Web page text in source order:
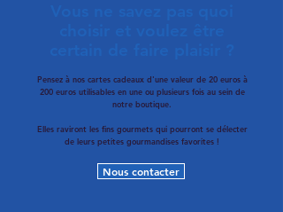
Pensez à nos cartes cadeaux d'une valeur de 20 euros à
200 euros utilisables en une ou plusieurs fois au sein de
notre boutique.
Elles raviront les fins gourmets qui pourront se délecter
de leurs petites gourmandises favorites !
Nous contacter